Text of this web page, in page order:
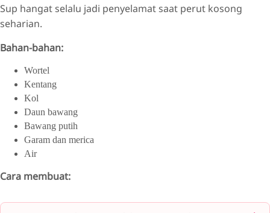
Sup hangat selalu jadi penyelamat saat perut kosong
seharian.
Bahan-bahan:
Wortel
Kentang
Kol
Daun bawang
Bawang putih
Garam dan merica
Air
Cara membuat: